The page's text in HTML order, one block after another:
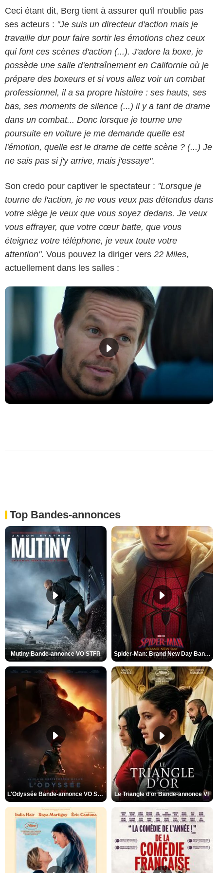
Ceci étant dit, Berg tient à assurer qu'il n'oublie pas
ses acteurs : "Je suis un directeur d'action mais je
travaille dur pour faire sortir les émotions chez ceux
qui font ces scènes d'action (...). J'adore la boxe, je
possède une salle d'entraînement en Californie où je
prépare des boxeurs et si vous allez voir un combat
professionnel, il a sa propre histoire : ses hauts, ses
bas, ses moments de silence (...) il y a tant de drame
dans un combat... Donc lorsque je tourne une
poursuite en voiture je me demande quelle est
l'émotion, quelle est le drame de cette scène ? (...) Je
ne sais pas si j'y arrive, mais j'essaye".
Son credo pour captiver le spectateur : "Lorsque je
tourne de l'action, je ne vous veux pas détendus dans
votre siège je veux que vous soyez dedans. Je veux
vous effrayer, que votre cœur batte, que vous
éteignez votre téléphone, je veux toute votre
attention". Vous pouvez la diriger vers 22 Miles,
actuellement dans les salles :
Top Bandes-annonces
Mutiny Bande-annonce VO STFR Spider-Man: Brand New Day Bande-annonce VO STFR
L'Odyssée Bande-annonce VO STFR Le Triangle d'or Bande-annonce VF